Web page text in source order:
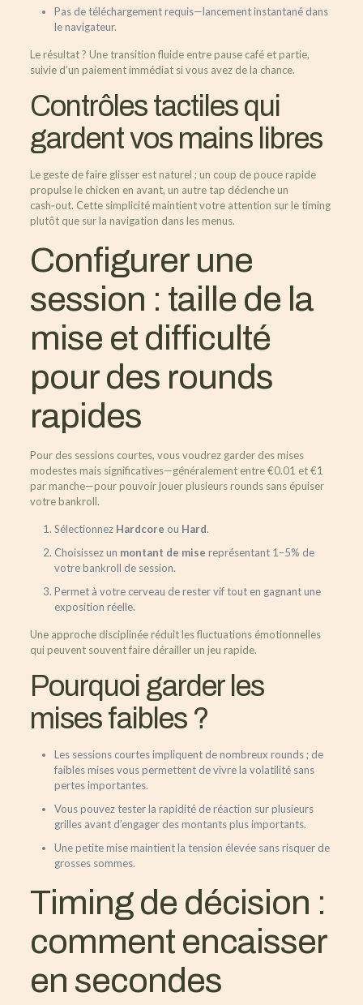
Pas de téléchargement requis—lancement instantané dans
le navigateur.
Le résultat ? Une transition fluide entre pause café et partie,
suivie d’un paiement immédiat si vous avez de la chance.
Contrôles tactiles qui
gardent vos mains libres
Le geste de faire glisser est naturel ; un coup de pouce rapide
propulse le chicken en avant, un autre tap déclenche un
cash‑out. Cette simplicité maintient votre attention sur le timing
plutôt que sur la navigation dans les menus.
Configurer une
session : taille de la
mise et difficulté
pour des rounds
rapides
Pour des sessions courtes, vous voudrez garder des mises
modestes mais significatives—généralement entre €0.01 et €1
par manche—pour pouvoir jouer plusieurs rounds sans épuiser
votre bankroll.
Sélectionnez Hardcore ou Hard.
Choisissez un montant de mise représentant 1–5% de
votre bankroll de session.
Permet à votre cerveau de rester vif tout en gagnant une
exposition réelle.
Une approche disciplinée réduit les fluctuations émotionnelles
qui peuvent souvent faire dérailler un jeu rapide.
Pourquoi garder les
mises faibles ?
Les sessions courtes impliquent de nombreux rounds ; de
faibles mises vous permettent de vivre la volatilité sans
pertes importantes.
Vous pouvez tester la rapidité de réaction sur plusieurs
grilles avant d’engager des montants plus importants.
Une petite mise maintient la tension élevée sans risquer de
grosses sommes.
Timing de décision :
comment encaisser
en secondes